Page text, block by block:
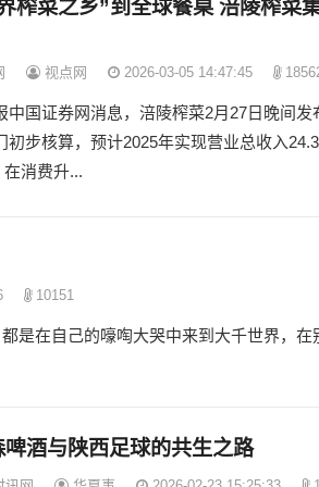
榨菜之乡”到全球餐桌 涪陵榨菜
视点网 2026-03-05 14:47:45
中国证券网消息，涪陵榨菜2月27日晚间发
初步核算，预计2025年实现营业总收入
在消费升...
10151
是在自己的嚎啕大哭中来到大千世界，
酒与陕西足球的共生之路